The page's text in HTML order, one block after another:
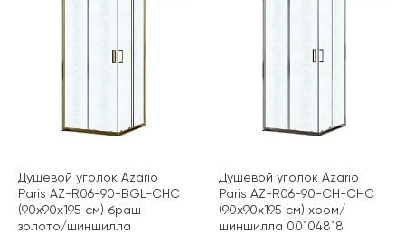
Душевой уголок Azario
Paris AZ-R06-90-BGL-CHC
(90х90х195 см) браш
золото/шиншилла
Душевой уголок Azario
Paris AZ-R06-90-CH-CHC
(90х90х195 см) хром/
шиншилла 00104818